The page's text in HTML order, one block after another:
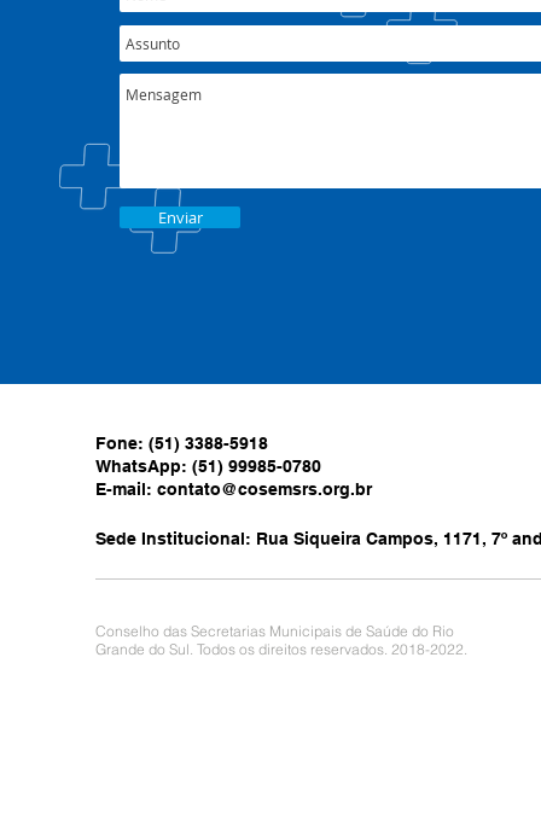
Enviar
Fone: (51) 3388-5918
WhatsApp: (51) 99985-0780
E-mail: contato@cosemsrs.org.br
Sede Institucional: Rua Siqueira Campos, 1171, 7º
Conselho das Secretarias Municipais de Saúde do Rio
Grande do Sul. Todos os direitos reservados. 2018-2022.